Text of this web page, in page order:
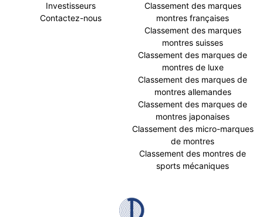
Investisseurs
Contactez-nous
Classement des marques
montres françaises
Classement des marques
montres suisses
Classement des marques de
montres de luxe
Classement des marques de
montres allemandes
Classement des marques de
montres japonaises
Classement des micro-marques
de montres
Classement des montres de
sports mécaniques